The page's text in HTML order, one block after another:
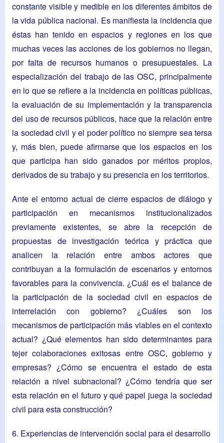
constante visible y medible en los diferentes ámbitos de
la vida pública nacional. Es manifiesta la incidencia que
éstas han tenido en espacios y regiones en los que
muchas veces las acciones de los gobiernos no llegan,
por falta de recursos humanos o presupuestales. La
especialización del trabajo de las OSC, principalmente
en lo que se refiere a la incidencia en políticas públicas,
la evaluación de su implementación y la transparencia
del uso de recursos públicos, hace que la relación entre
la sociedad civil y el poder político no siempre sea tersa
y, más bien, puede afirmarse que los espacios en los
que participa han sido ganados por méritos propios,
derivados de su trabajo y su presencia en los territorios.
Ante el entorno actual de cierre espacios de diálogo y
participación en mecanismos institucionalizados
previamente existentes, se abre la recepción de
propuestas de investigación teórica y práctica que
analicen la relación entre ambos actores que
contribuyan a la formulación de escenarios y entornos
favorables para la convivencia. ¿Cuál es el balance de
la participación de la sociedad civil en espacios de
interrelación con gobierno? ¿Cuáles son los
mecanismos de participación más viables en el contexto
actual? ¿Qué elementos han sido determinantes para
tejer colaboraciones exitosas entre OSC, gobierno y
empresas? ¿Cómo se encuentra el estado de esta
relación a nivel subnacional? ¿Cómo tendría que ser
esta relación en el futuro y qué papel juega la sociedad
civil para esta construcción?
6. Experiencias de intervención social para el desarrollo